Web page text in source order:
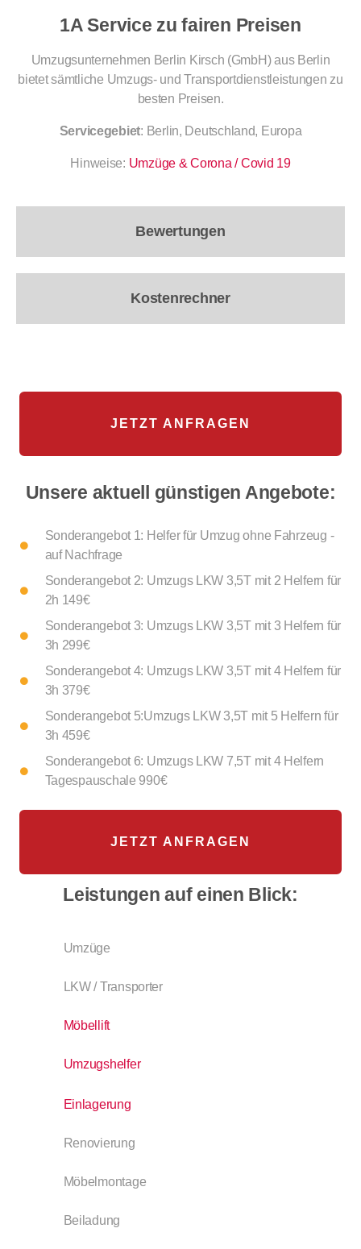
1A Service zu fairen Preisen
Umzugsunternehmen Berlin Kirsch (GmbH) aus Berlin
bietet sämtliche Umzugs- und Transportdienstleistungen zu
besten Preisen.
Servicegebiet: Berlin, Deutschland, Europa
Hinweise: Umzüge & Corona / Covid 19
Bewertungen
Kostenrechner
JETZT ANFRAGEN
Unsere aktuell günstigen Angebote:
Sonderangebot 1: Helfer für Umzug ohne Fahrzeug -
auf Nachfrage
Sonderangebot 2: Umzugs LKW 3,5T mit 2 Helfern für
2h 149€
Sonderangebot 3: Umzugs LKW 3,5T mit 3 Helfern für
3h 299€
Sonderangebot 4: Umzugs LKW 3,5T mit 4 Helfern für
3h 379€
Sonderangebot 5:Umzugs LKW 3,5T mit 5 Helfern für
3h 459€
Sonderangebot 6: Umzugs LKW 7,5T mit 4 Helfern
Tagespauschale 990€
JETZT ANFRAGEN
Leistungen auf einen Blick:
Umzüge
LKW / Transporter
Möbellift
Umzugshelfer
Einlagerung
Renovierung
Möbelmontage
Beiladung